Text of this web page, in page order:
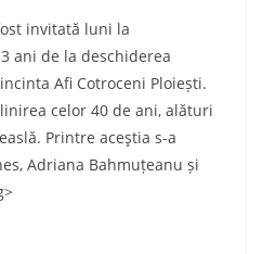
invitată luni la
ani de la deschiderea
Afi Cotroceni Ploiești.
celor 40 de ani, alături
Printre aceştia s-a
Adriana Bahmuțeanu și